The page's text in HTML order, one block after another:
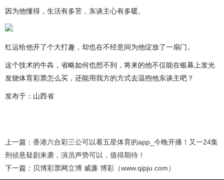
因为他懂得，生活有多苦，东谈主心有多暖。
红运给他开了个大打趣，却也在不经意间为他绽放了一扇门。
这个技术的牛犇，省略如何也想不到，将来的他不仅能在银幕上发光
发烧体育彩票怎么买，还能用我方的方式去温煦他东谈主吧？
发布于：山西省
上一篇： 香港六合彩三公可以看五星体育的app_今晚开播！又一24集
刑侦悬疑剧来袭，演员声势可以，值得期待！
下一篇： 贝博彩票网立博 威廉 博彩（www.qipju.com）